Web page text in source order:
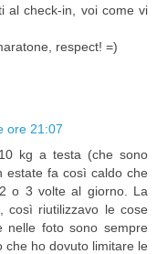
al check-in, voi come vi
respect! =)
ore 21:07
kg a testa (che sono
estate fa così caldo che
o 3 volte al giorno. La
così riutilizzavo le cose
foto sono sempre
ho dovuto limitare le